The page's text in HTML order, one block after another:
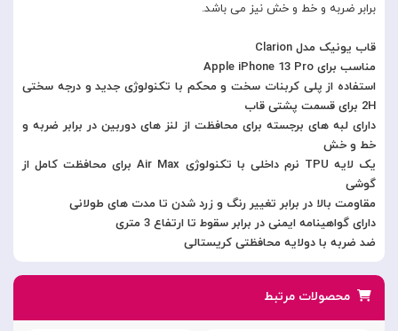
برابر ضربه و خط و خش نیز می باشد.
قاب یونیک مدل Clarion
مناسب برای Apple iPhone 13 Pro
استفاده از پلی کربنات سخت و محکم با تکنولوژی جدید و درجه سختی
2H برای قسمت پشتی قاب
دارای لبه های برجسته برای محافظت از لنز های دوربین در برابر ضربه و
خط و خش
یک لایه TPU نرم داخلی با تکنولوژی Air Max برای محافظت کامل از
گوشی
مقاومت بالا در برابر تغییر رنگ و زرد شدن تا مدت های طولانی
دارای گواهینامه ایمنی در برابر سقوط تا ارتفاع 3 متری
ضد ضربه با دولایه محافظتی کریستالی
محصولات مرتبط